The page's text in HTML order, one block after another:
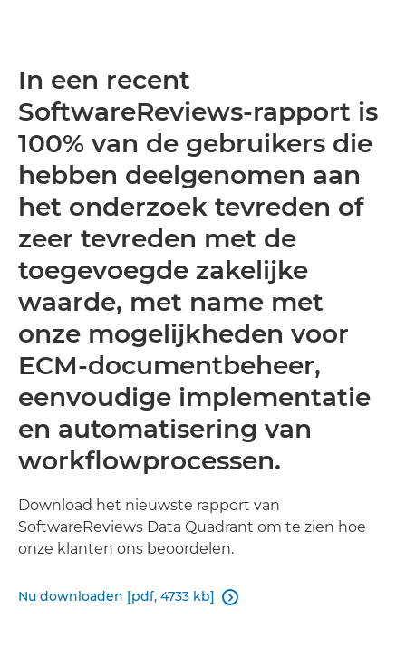
In een recent
SoftwareReviews-rapport is
100% van de gebruikers die
hebben deelgenomen aan
het onderzoek tevreden of
zeer tevreden met de
toegevoegde zakelijke
waarde, met name met
onze mogelijkheden voor
ECM-documentbeheer,
eenvoudige implementatie
en automatisering van
workflowprocessen.
Download het nieuwste rapport van
SoftwareReviews Data Quadrant om te zien hoe
onze klanten ons beoordelen.
Nu downloaden [pdf, 4733 kb] 